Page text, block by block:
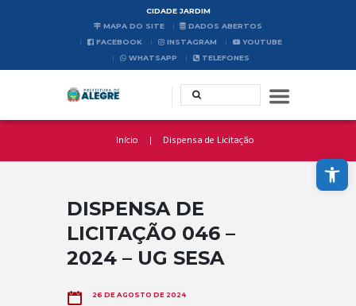
Abrir a barra de ferramentas
CIDADE JARDIM
MAPA DO SITE
DADOS ABERTOS
FACEBOOK
INSTAGRAM
YOUTUBE
WHATSAPP
TELEFONES
Início Dispensa de Licitação
DISPENSA DE
LICITAÇÃO 046 –
2024 – UG SESA
26 DE AGOSTO DE 2024